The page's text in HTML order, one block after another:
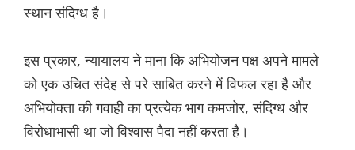
स्थान संदिग्ध है।
इस प्रकार, न्यायालय ने माना कि अभियोजन पक्ष अपने मामले
को एक उचित संदेह से परे साबित करने में विफल रहा है और
अभियोक्ता की गवाही का प्रत्येक भाग कमजोर, संदिग्ध और
विरोधाभासी था जो विश्वास पैदा नहीं करता है।